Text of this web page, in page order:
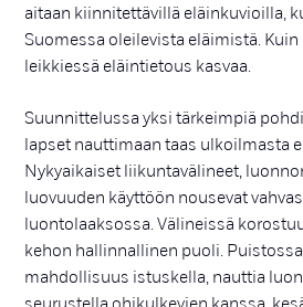
aitaan kiinnitettävillä eläinkuvioilla,
Suomessa oleilevista eläimistä.
leikkiessä eläintietous kasvaa.
Suunnittelussa yksi tärkeimpiä
lapset nauttimaan taas ulkoilmasta
Nykyaikaiset liikuntavälineet,
luovuuden käyttöön nousevat
luontolaaksossa. Välineissä
kehon hallinnallinen puoli.
mahdollisuus istuskella, nauttia